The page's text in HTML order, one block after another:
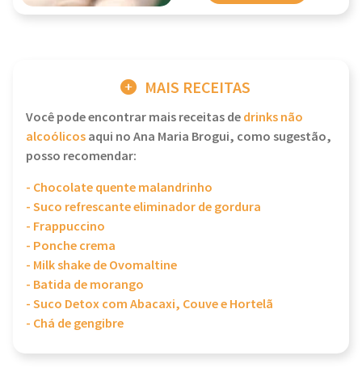
MAIS RECEITAS
Você pode encontrar mais receitas dedrinks não
alcoólicosaqui no Ana Maria Brogui, como sugestão,
posso recomendar:
- Chocolate quente malandrinho
- Suco refrescante eliminador de gordura
- Frappuccino
- Ponche crema
- Milk shake de Ovomaltine
- Batida de morango
- Suco Detox com Abacaxi, Couve e Hortelã
- Chá de gengibre